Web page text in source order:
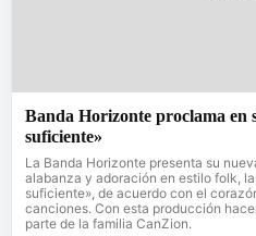
Banda Horizonte proclama en
suficiente»
La Banda Horizonte presenta su
alabanza y adoración en estilo folk,
suficiente», de acuerdo con el
canciones. Con esta producción
parte de la familia CanZion.